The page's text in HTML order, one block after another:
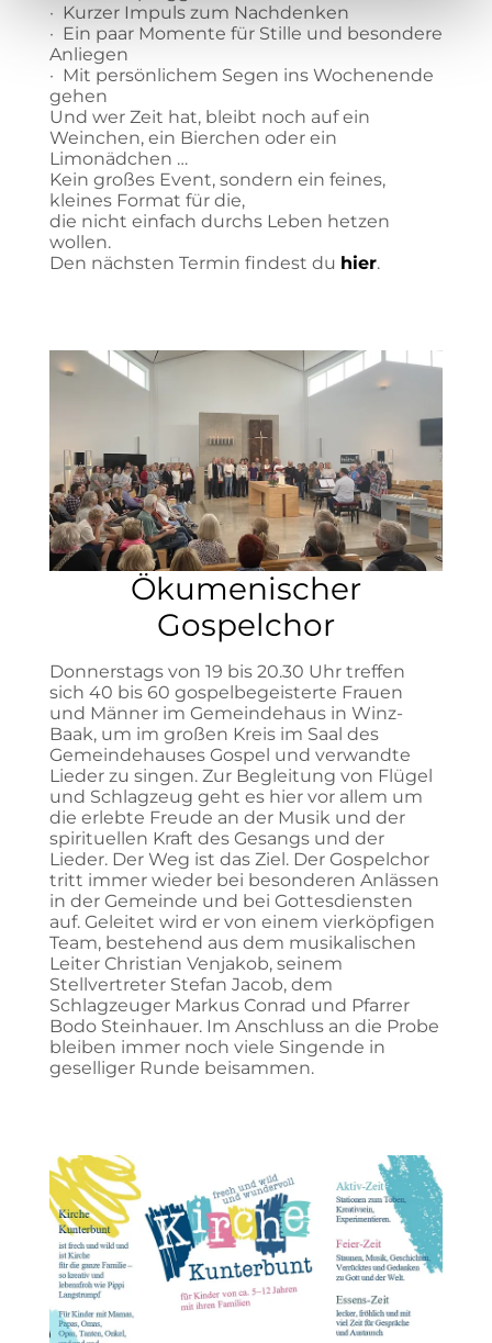
· Kurzer Impuls zum Nachdenken
· Ein paar Momente für Stille und besondere
Anliegen
· Mit persönlichem Segen ins Wochenende
gehen
Und wer Zeit hat, bleibt noch auf ein
Weinchen, ein Bierchen oder ein
Limonädchen …
Kein großes Event, sondern ein feines,
kleines Format für die,
die nicht einfach durchs Leben hetzen
wollen.
Den nächsten Termin findest du hier.
Ökumenischer
Gospelchor
Donnerstags von 19 bis 20.30 Uhr treffen
sich 40 bis 60 gospelbegeisterte Frauen
und Männer im Gemeindehaus in Winz-
Baak, um im großen Kreis im Saal des
Gemeindehauses Gospel und verwandte
Lieder zu singen. Zur Begleitung von Flügel
und Schlagzeug geht es hier vor allem um
die erlebte Freude an der Musik und der
spirituellen Kraft des Gesangs und der
Lieder. Der Weg ist das Ziel. Der Gospelchor
tritt immer wieder bei besonderen Anlässen
in der Gemeinde und bei Gottesdiensten
auf. Geleitet wird er von einem vierköpfigen
Team, bestehend aus dem musikalischen
Leiter Christian Venjakob, seinem
Stellvertreter Stefan Jacob, dem
Schlagzeuger Markus Conrad und Pfarrer
Bodo Steinhauer. Im Anschluss an die Probe
bleiben immer noch viele Singende in
geselliger Runde beisammen.